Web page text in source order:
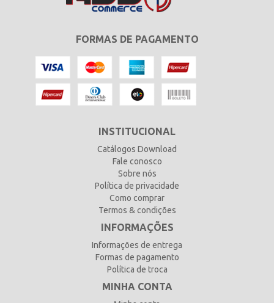
FORMAS DE PAGAMENTO
INSTITUCIONAL
Catálogos Download
Fale conosco
Sobre nós
Política de privacidade
Como comprar
Termos & condições
INFORMAÇÕES
Informações de entrega
Formas de pagamento
Política de troca
MINHA CONTA